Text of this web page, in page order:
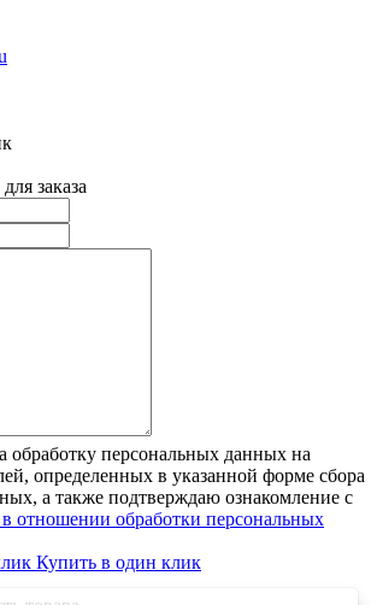
заказа
обработку персональных данных на
определенных в указанной форме сбора
а также подтверждаю ознакомление с
отношении обработки персональных
Купить в один клик